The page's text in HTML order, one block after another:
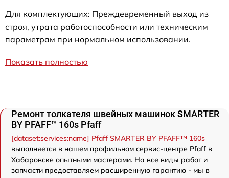
Для комплектующих: Преждевременный выход из
строя, утрата работоспособности или техническим
параметрам при нормальном использовании.
Показать полностью
Ремонт толкателя швейных машинок SMARTER
BY PFAFF™ 160s Pfaff
[dataset:services:name] Pfaff SMARTER BY PFAFF™ 160s
выполняется в нашем профильном сервис-центре Pfaff в
Хабаровске опытными мастерами. На все виды работ и
запчасти предоставляем расширенную гарантию - мы в